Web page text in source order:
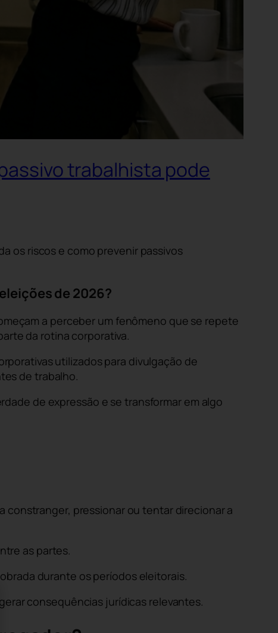
trabalhista pode
os riscos e como prevenir passivos
de 2026?
a perceber um fenômeno que se repete
da rotina corporativa.
utilizados para divulgação de
de trabalho.
de expressão e se transformar em algo
constranger, pressionar ou tentar direcionar a
as partes.
durante os períodos eleitorais.
consequências jurídicas relevantes.